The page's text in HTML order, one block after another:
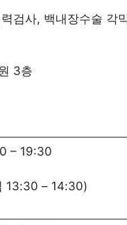
검사, 백내장수술
3층
– 19:30
13:30 – 14:30)